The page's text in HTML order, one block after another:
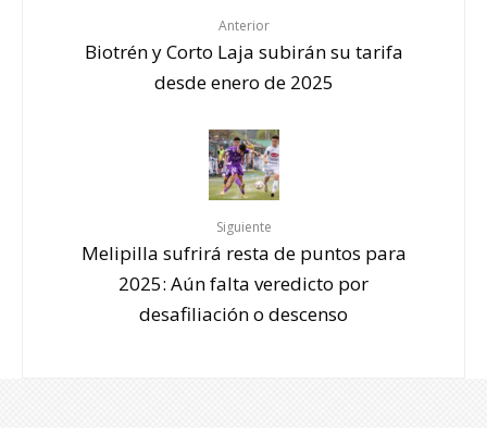
Anterior
Biotrén y Corto Laja subirán su tarifa
desde enero de 2025
Siguiente
Melipilla sufrirá resta de puntos para
2025: Aún falta veredicto por
desafiliación o descenso